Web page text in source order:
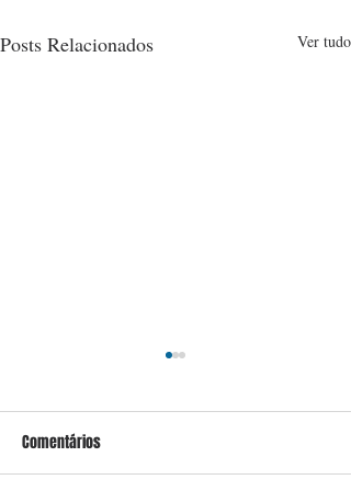
Posts Relacionados Ver tudo
Comentários